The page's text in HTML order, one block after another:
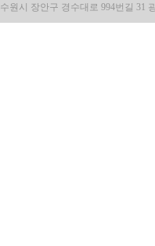
수원시 장안구 경수대로 994번길 31